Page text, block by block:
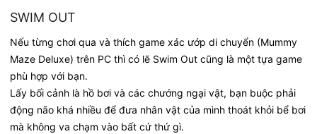
SWIM OUT
Nếu từng chơi qua và thích game xác ướp di chuyển (Mummy
Maze Deluxe) trên PC thì có lẽ Swim Out cũng là một tựa game
phù hợp với bạn.
Lấy bối cảnh là hồ bơi và các chướng ngại vật, bạn buộc phải
động não khá nhiều để đưa nhân vật của mình thoát khỏi bể bơi
mà không va chạm vào bất cứ thứ gì.